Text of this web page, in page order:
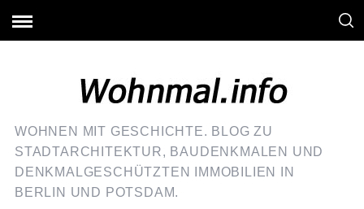
WOHNEN MIT GESCHICHTE. BLOG ZU
STADTARCHITEKTUR, BAUDENKMALEN UND
DENKMALGESCHÜTZTEN IMMOBILIEN IN
BERLIN UND POTSDAM.